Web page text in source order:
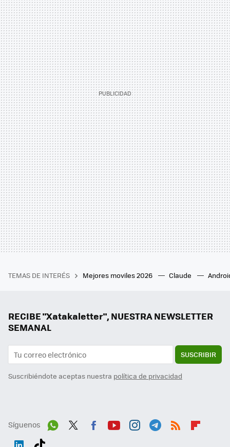
TEMAS DE INTERÉS Mejores moviles 2026 Claude
RECIBE "Xatakaletter", NUESTRA NEWSLETTER
SEMANAL
SUSCRIBIR
Suscribiéndote aceptas nuestra política de privacidad
Síguenos